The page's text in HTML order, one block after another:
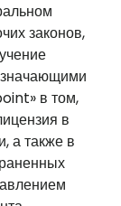
законов,
в том,
в
а также в